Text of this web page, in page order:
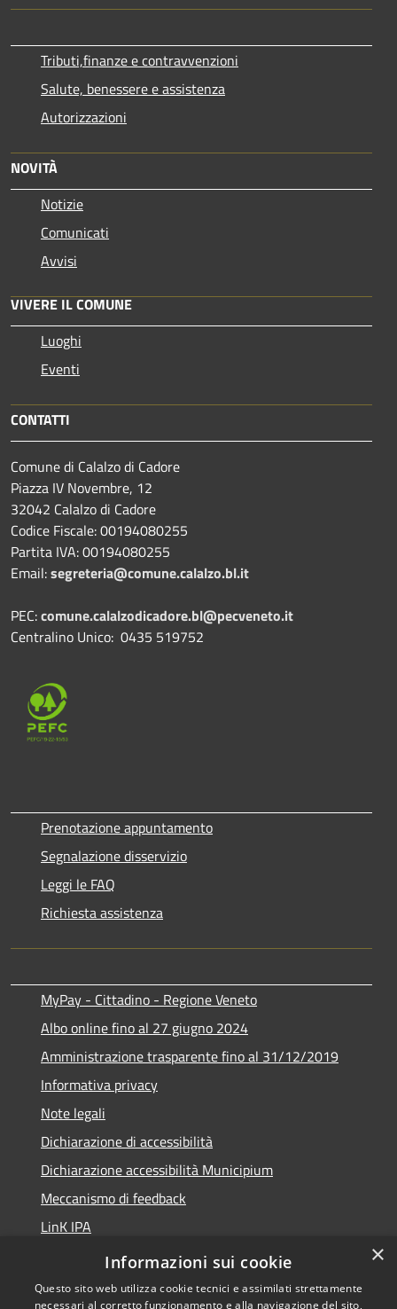
Tributi,finanze e contravvenzioni
Salute, benessere e assistenza
Autorizzazioni
NOVITÀ
Notizie
Comunicati
Avvisi
VIVERE IL COMUNE
Luoghi
Eventi
CONTATTI
Comune di Calalzo di Cadore
Piazza IV Novembre, 12
32042 Calalzo di Cadore
Codice Fiscale: 00194080255
Partita IVA: 00194080255
Email:segreteria@comune.calalzo.bl.it
PEC:comune.calalzodicadore.bl@pecveneto.it
Centralino Unico: 0435 519752
Prenotazione appuntamento
Segnalazione disservizio
Leggi le FAQ
Richiesta assistenza
MyPay - Cittadino - Regione Veneto
Albo online fino al 27 giugno 2024
Amministrazione trasparente fino al 31/12/2019
Informativa privacy
Note legali
Dichiarazione di accessibilità
Dichiarazione accessibilità Municipium
Meccanismo di feedback
LinK IPA
Social media policy
×
Informazioni sui cookie
Questo sito web utilizza cookie tecnici e assimilati strettamente
necessari al corretto funzionamento e alla navigazione del sito,